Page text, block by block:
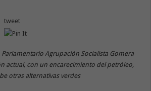
tweet
Agrupación Socialista Gomera
actual, con un encarecimiento del petróleo,
otras alternativas verdes